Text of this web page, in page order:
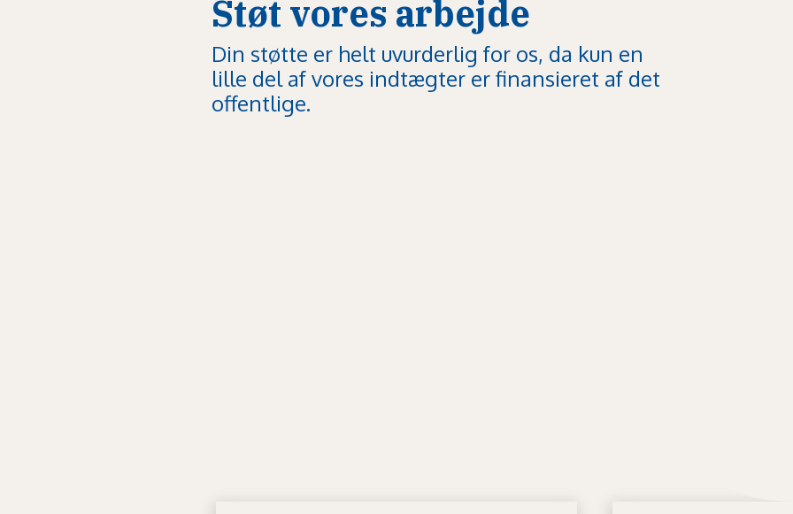
Støt vores arbejde
Din støtte er helt uvurderlig for os, da kun en
lille del af vores indtægter er finansieret af det
offentlige.